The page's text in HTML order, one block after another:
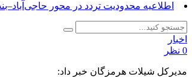
اطلاعیه محدودیت تردد در محور
اخبار
0 نظر
مدیرکل شیلات هرمزگان خبر داد: